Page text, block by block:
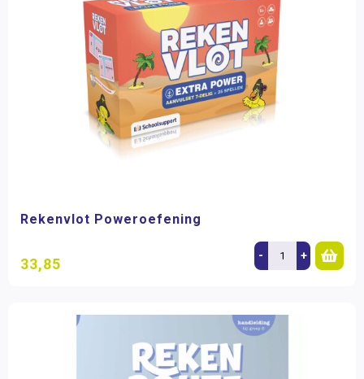
Rekenvlot Poweroefening
33,85 - +